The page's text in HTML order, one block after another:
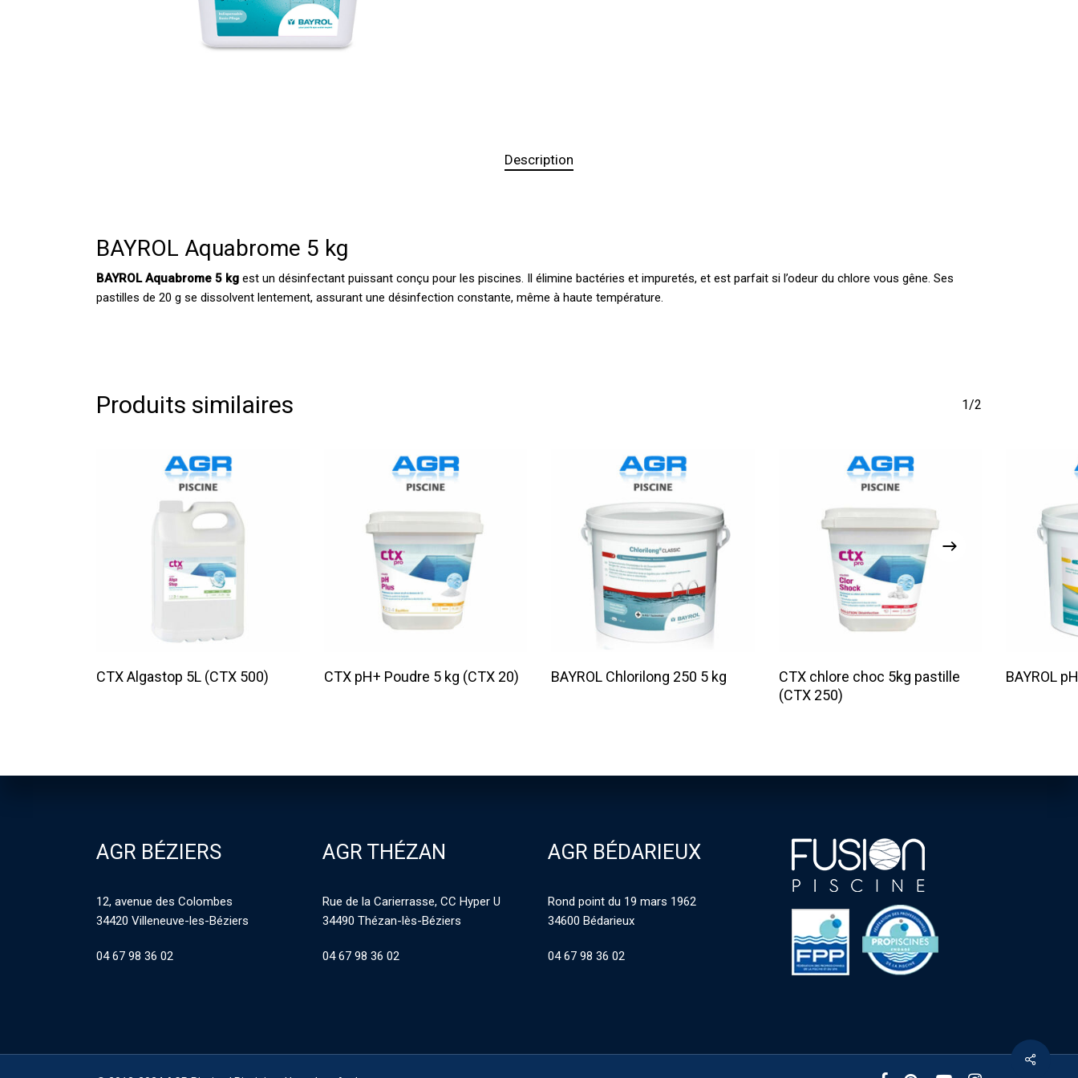
Description
BAYROL Aquabrome 5 kg
BAYROL Aquabrome 5 kg est un désinfectant puissant conçu pour les piscines. Il élimine bactéries et impuretés, et est parfait si l’odeur du chlore vous gêne. Ses
pastilles de 20 g se dissolvent lentement, assurant une désinfection constante, même à haute température.
Produits similaires 1/2
Lire La Suite
CTX Algastop 5L (CTX 500) Lire La Suite
CTX pH+ Poudre 5 kg (CTX 20) Lire La Suite
BAYROL Chlorilong 250 5 kg Lire La Suite
CTX chlore choc 5kg pastille
(CTX 250)
BAYROL
AGR BÉZIERS
12, avenue des Colombes
34420 Villeneuve-les-Béziers
04 67 98 36 02
AGR THÉZAN
Rue de la Carierrasse, CC Hyper U
34490 Thézan-lès-Béziers
04 67 98 36 02
AGR BÉDARIEUX
Rond point du 19 mars 1962
34600 Bédarieux
04 67 98 36 02